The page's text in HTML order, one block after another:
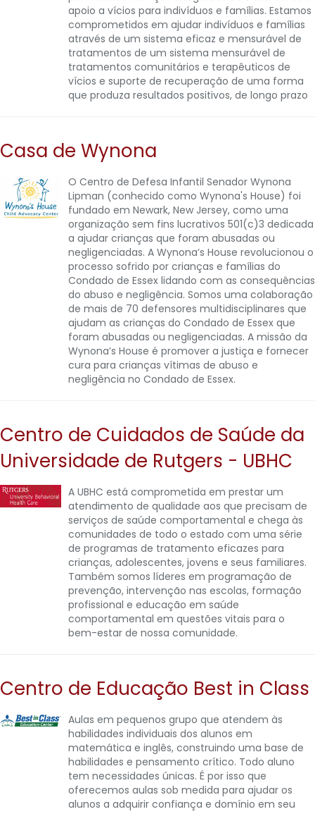
apoio a vícios para indivíduos e famílias. Estamos
comprometidos em ajudar indivíduos e famílias
através de um sistema eficaz e mensurável de
tratamentos de um sistema mensurável de
tratamentos comunitários e terapêuticos de
vícios e suporte de recuperação de uma forma
que produza resultados positivos, de longo prazo
Casa de Wynona
O Centro de Defesa Infantil Senador Wynona
Lipman (conhecido como Wynona's House) foi
fundado em Newark, New Jersey, como uma
organização sem fins lucrativos 501(c)3 dedicada
a ajudar crianças que foram abusadas ou
negligenciadas. A Wynona’s House revolucionou o
processo sofrido por crianças e famílias do
Condado de Essex lidando com as consequências
do abuso e negligência. Somos uma colaboração
de mais de 70 defensores multidisciplinares que
ajudam as crianças do Condado de Essex que
foram abusadas ou negligenciadas. A missão da
Wynona’s House é promover a justiça e fornecer
cura para crianças vítimas de abuso e
negligência no Condado de Essex.
Centro de Cuidados de Saúde da
Universidade de Rutgers - UBHC
A UBHC está comprometida em prestar um
atendimento de qualidade aos que precisam de
serviços de saúde comportamental e chega às
comunidades de todo o estado com uma série
de programas de tratamento eficazes para
crianças, adolescentes, jovens e seus familiares.
Também somos líderes em programação de
prevenção, intervenção nas escolas, formação
profissional e educação em saúde
comportamental em questões vitais para o
bem-estar de nossa comunidade.
Centro de Educação Best in Class
Aulas em pequenos grupo que atendem às
habilidades individuais dos alunos em
matemática e inglês, construindo uma base de
habilidades e pensamento crítico. Todo aluno
tem necessidades únicas. É por isso que
oferecemos aulas sob medida para ajudar os
alunos a adquirir confiança e domínio em seu